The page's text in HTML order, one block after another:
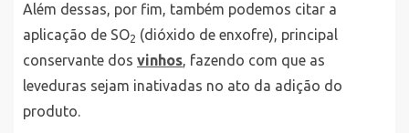
Além dessas, por fim, também podemos citar a
aplicação de SO2 (dióxido de enxofre), principal
conservante dos vinhos, fazendo com que as
leveduras sejam inativadas no ato da adição do
produto.